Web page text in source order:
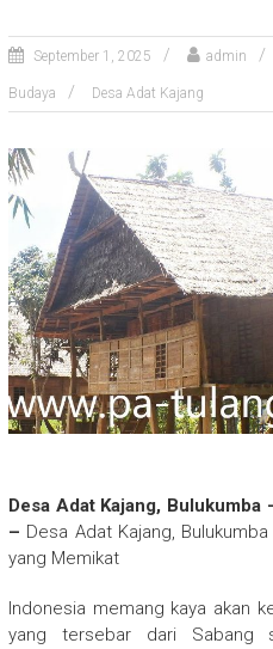
September 1, 2025 admin
Budaya Desa Adat Kajang
Desa Adat Kajang,
– Desa Adat Kajang,
yang Memikat
Indonesia memang kaya akan
yang tersebar dari Sabang